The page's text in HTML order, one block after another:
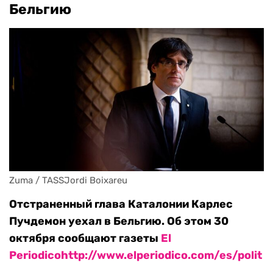
Бельгию
Zuma / TASSJordi Boixareu
Отстраненный глава Каталонии Карлес
Пучдемон уехал в Бельгию. Об этом 30
октября сообщают газеты El
Periodicohttp://www.elperiodico.com/es/polit